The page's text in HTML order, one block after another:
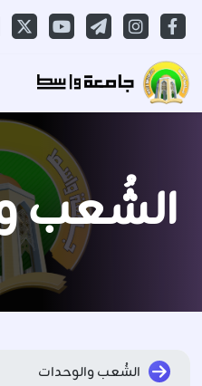
الشُعب
الشُعب والوحدات